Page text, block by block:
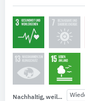
Nachhaltig, weil...